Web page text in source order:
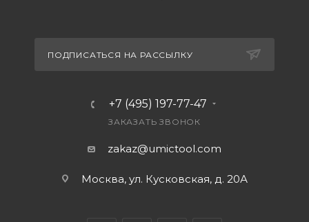
ПОДПИСАТЬСЯ НА РАССЫЛКУ
+7 (495) 197-77-47
ЗАКАЗАТЬ ЗВОНОК
zakaz@umictool.com
Москва, ул. Кусковская, д. 20А